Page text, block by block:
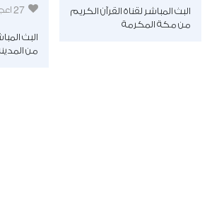
البث المباشر لقناة القرآن الكريم
من مكة المكرمة
27
البث
من